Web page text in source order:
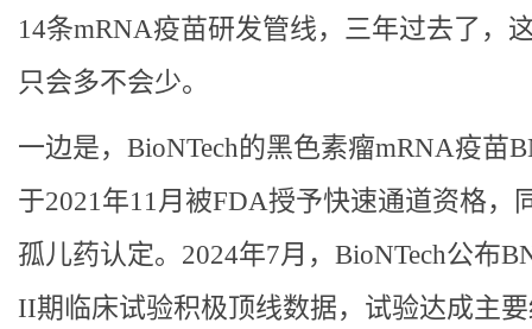
14条mRNA疫苗研发管线，三年过去了，
只会多不会少。
一边是，BioNTech的黑色素瘤mRNA疫苗
于2021年11月被FDA授予快速通道资格，
孤儿药认定。2024年7月，BioNTech公布
II期临床试验积极顶线数据，试验达成主